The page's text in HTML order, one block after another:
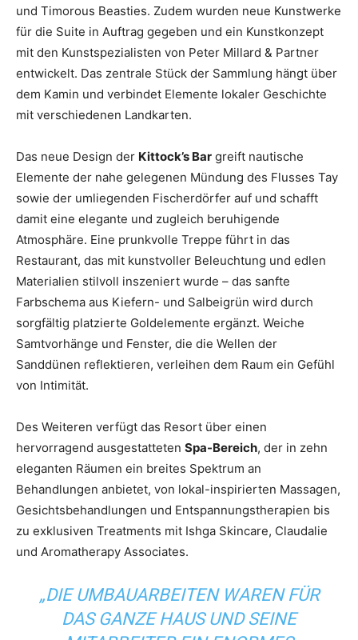
und Timorous Beasties. Zudem wurden neue Kunstwerke
für die Suite in Auftrag gegeben und ein Kunstkonzept
mit den Kunstspezialisten von Peter Millard & Partner
entwickelt. Das zentrale Stück der Sammlung hängt über
dem Kamin und verbindet Elemente lokaler Geschichte
mit verschiedenen Landkarten.
Das neue Design der Kittock’s Bar greift nautische
Elemente der nahe gelegenen Mündung des Flusses Tay
sowie der umliegenden Fischerdörfer auf und schafft
damit eine elegante und zugleich beruhigende
Atmosphäre. Eine prunkvolle Treppe führt in das
Restaurant, das mit kunstvoller Beleuchtung und edlen
Materialien stilvoll inszeniert wurde – das sanfte
Farbschema aus Kiefern- und Salbeigrün wird durch
sorgfältig platzierte Goldelemente ergänzt. Weiche
Samtvorhänge und Fenster, die die Wellen der
Sanddünen reflektieren, verleihen dem Raum ein Gefühl
von Intimität.
Des Weiteren verfügt das Resort über einen
hervorragend ausgestatteten Spa-Bereich, der in zehn
eleganten Räumen ein breites Spektrum an
Behandlungen anbietet, von lokal-inspirierten Massagen,
Gesichtsbehandlungen und Entspannungstherapien bis
zu exklusiven Treatments mit Ishga Skincare, Claudalie
und Aromatherapy Associates.
„DIE UMBAUARBEITEN WAREN FÜR
DAS GANZE HAUS UND SEINE